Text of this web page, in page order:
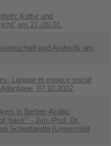
Kultur und
am 27./28.01.
und Arabistik am
Langue et espace social
07.10.2022
in Berber-Arabic
‘bass’"​ - Jun.-Prof. Dr.
Schiattarella (Universität